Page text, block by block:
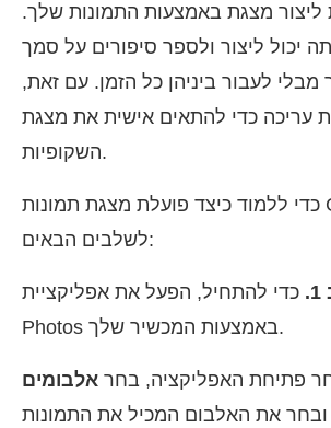
ליצור מצגת באמצעות התמונות שלך.
יכול ליצור ולספר סיפורים על סמך
מבלי לעבור ביניהן כל הזמן. עם זאת,
עריכה כדי להתאים אישית את מצגת
השקופיות.
כדי ללמוד כיצד פועלת מצגת תמונות Google, המשך
לשלבים הבאים:
כדי להתחיל, הפעל את אפליקציית Google
Photos באמצעות המכשיר שלך.
פתיחת האפליקציה, בחר אלבומים
את האלבום המכיל את התמונות